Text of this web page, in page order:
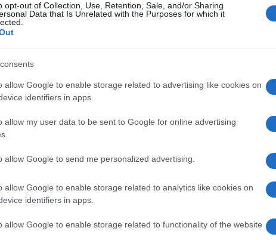
opt-out of Collection, Use, Retention, Sale, and/or Sharing
Data that Is Unrelated with the Purposes for which it
allow Google to enable storage related to advertising like cookies on
identifiers in apps.
allow my user data to be sent to Google for online advertising
allow Google to send me personalized advertising.
allow Google to enable storage related to analytics like cookies on
identifiers in apps.
allow Google to enable storage related to functionality of the website